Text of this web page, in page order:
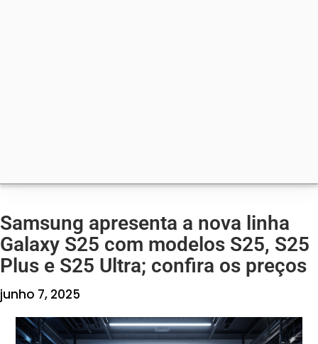
Samsung apresenta a nova linha
Galaxy S25 com modelos S25, S25
Plus e S25 Ultra; confira os preços
junho 7, 2025